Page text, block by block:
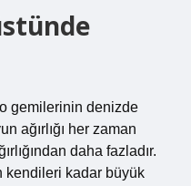
gemilerinin denizde
ağırlığı her zaman
daha fazladır.
kendileri kadar büyük